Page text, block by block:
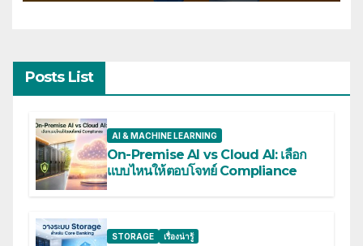
Posts List
AI & MACHINE LEARNING
On-Premise AI vs Cloud AI: เลือก
แบบไหนให้ตอบโจทย์ Compliance
STORAGE เรื่องน่ารู้